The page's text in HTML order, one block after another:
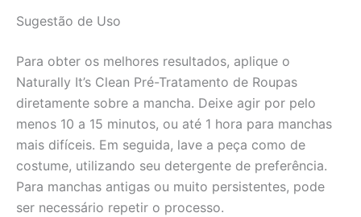
Sugestão de Uso
Para obter os melhores resultados, aplique o
Naturally It’s Clean Pré-Tratamento de Roupas
diretamente sobre a mancha. Deixe agir por pelo
menos 10 a 15 minutos, ou até 1 hora para manchas
mais difíceis. Em seguida, lave a peça como de
costume, utilizando seu detergente de preferência.
Para manchas antigas ou muito persistentes, pode
ser necessário repetir o processo.